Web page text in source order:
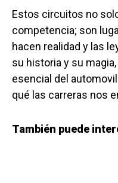
Estos circuitos no
competencia; son
hacen realidad y las
su historia y su
esencial del
qué las carreras nos
También puede